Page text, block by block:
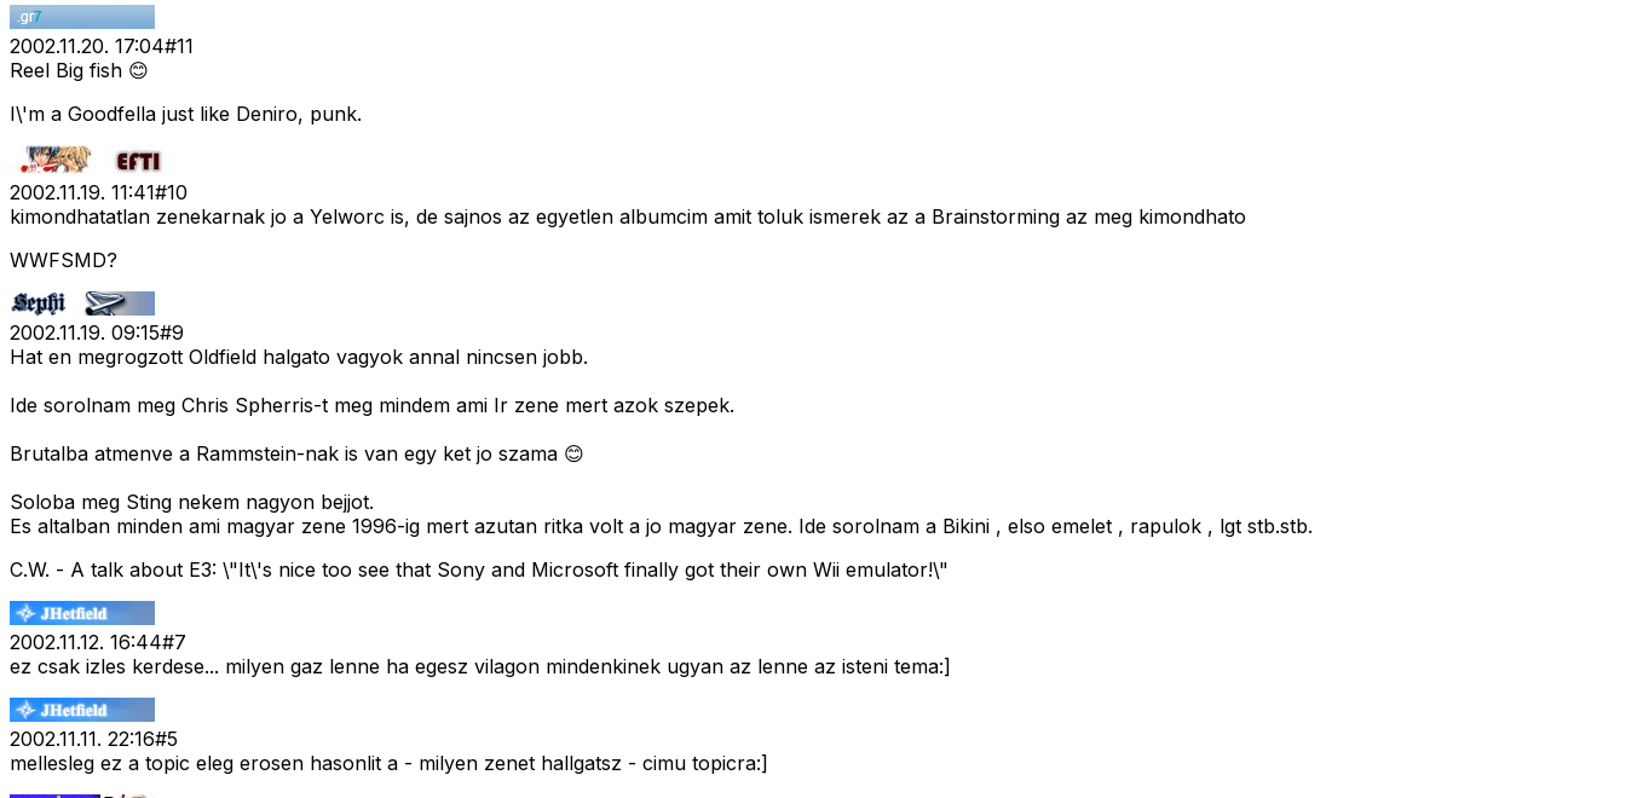
2002.11.20. 17:04#11
Reel Big fish 😊
I\'m a Goodfella just like Deniro, punk.
2002.11.19. 11:41#10
kimondhatatlan zenekarnak jo a Yelworc is, de sajnos az egyetlen albumcim amit toluk ismerek az a Brainstorming az meg kimondhato
WWFSMD?
2002.11.19. 09:15#9
Hat en megrogzott Oldfield halgato vagyok annal nincsen jobb.
Ide sorolnam meg Chris Spherris-t meg mindem ami Ir zene mert azok szepek.
Brutalba atmenve a Rammstein-nak is van egy ket jo szama 😊
Soloba meg Sting nekem nagyon bejjot.
Es altalban minden ami magyar zene 1996-ig mert azutan ritka volt a jo magyar zene. Ide sorolnam a Bikini , elso emelet , rapulok , lgt stb.stb.
C.W. - A talk about E3: \"It\'s nice too see that Sony and Microsoft finally got their own Wii emulator!\"
2002.11.12. 16:44#7
ez csak izles kerdese... milyen gaz lenne ha egesz vilagon mindenkinek ugyan az lenne az isteni tema:]
2002.11.11. 22:16#5
mellesleg ez a topic eleg erosen hasonlit a - milyen zenet hallgatsz - cimu topicra:]